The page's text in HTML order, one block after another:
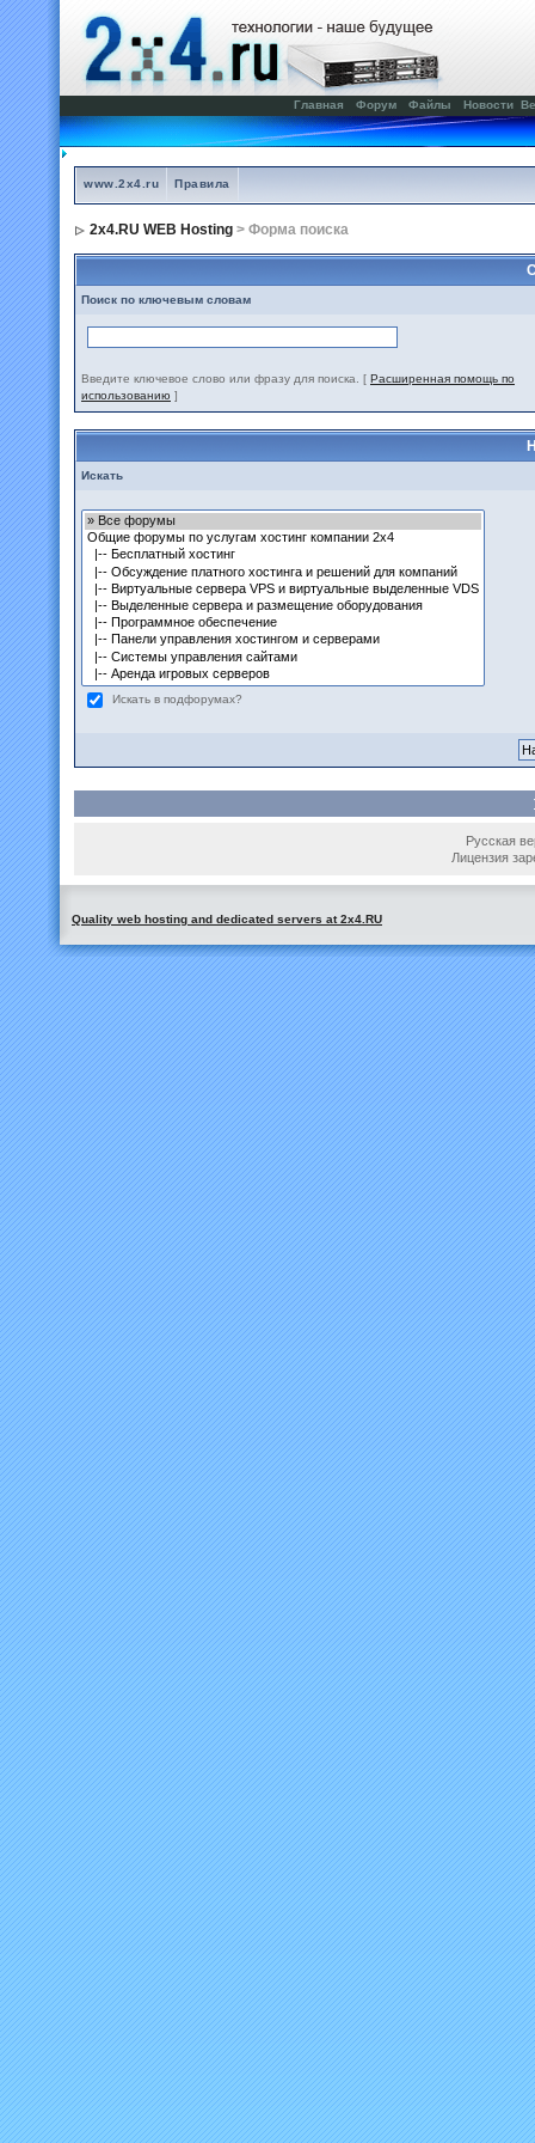
Главная Форум Файлы Новости
www.2x4.ru Правила
2x4.RU WEB Hosting > Форма поиска
Поиск по ключевым словам
Введите ключевое слово или фразу для поиска. [ Расширенная помощь по
использованию ]
Искать
Искать в подфорумах?
Русская
Лицензия
Quality web hosting and dedicated servers at 2x4.RU